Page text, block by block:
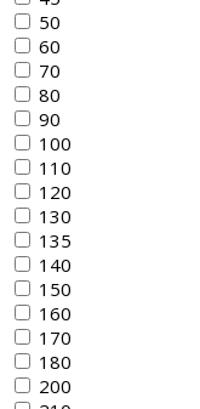
50
60
70
80
90
100
110
120
130
135
140
150
160
170
180
200